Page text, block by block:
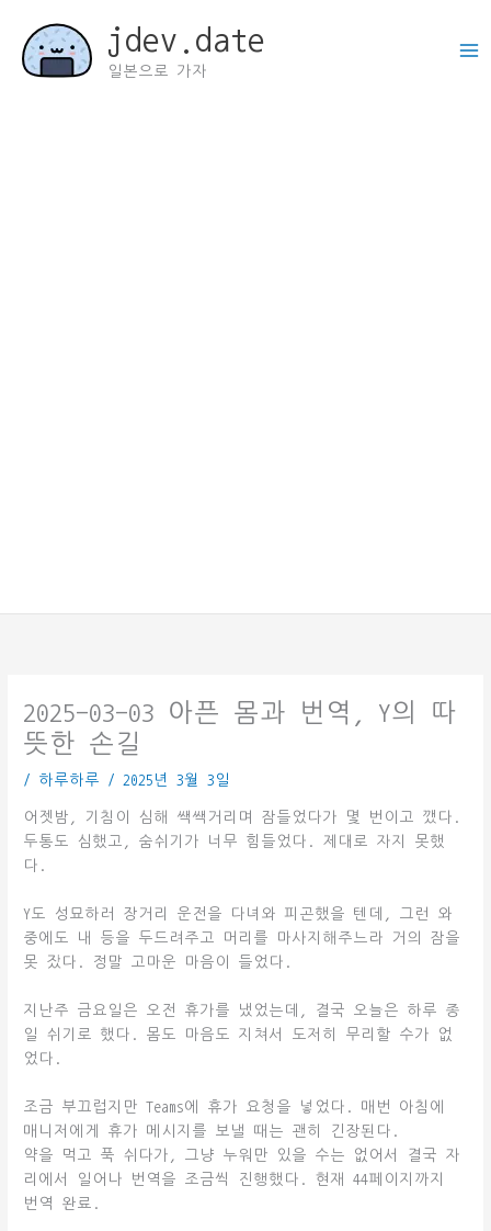
jdev.date
일본으로 가자
2025-03-03 아픈 몸과 번역, Y의 따
뜻한 손길
/ 하루하루 / 2025년 3월 3일
어젯밤, 기침이 심해 쌕쌕거리며 잠들었다가 몇 번이고 깼다.
두통도 심했고, 숨쉬기가 너무 힘들었다. 제대로 자지 못했
다.
Y도 성묘하러 장거리 운전을 다녀와 피곤했을 텐데, 그런 와
중에도 내 등을 두드려주고 머리를 마사지해주느라 거의 잠을
못 잤다. 정말 고마운 마음이 들었다.
지난주 금요일은 오전 휴가를 냈었는데, 결국 오늘은 하루 종
일 쉬기로 했다. 몸도 마음도 지쳐서 도저히 무리할 수가 없
었다.
조금 부끄럽지만 Teams에 휴가 요청을 넣었다. 매번 아침에
매니저에게 휴가 메시지를 보낼 때는 괜히 긴장된다.
약을 먹고 푹 쉬다가, 그냥 누워만 있을 수는 없어서 결국 자
리에서 일어나 번역을 조금씩 진행했다. 현재 44페이지까지
번역 완료.